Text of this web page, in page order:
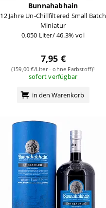
Bunnahabhain
12 Jahre Un-Chillfiltered Small Batch
Miniatur
0,050 Liter/ 46.3% vol
7,95 €
(159,00 €/Liter - ohne Farbstoff)¹
sofort verfügbar
in den Warenkorb